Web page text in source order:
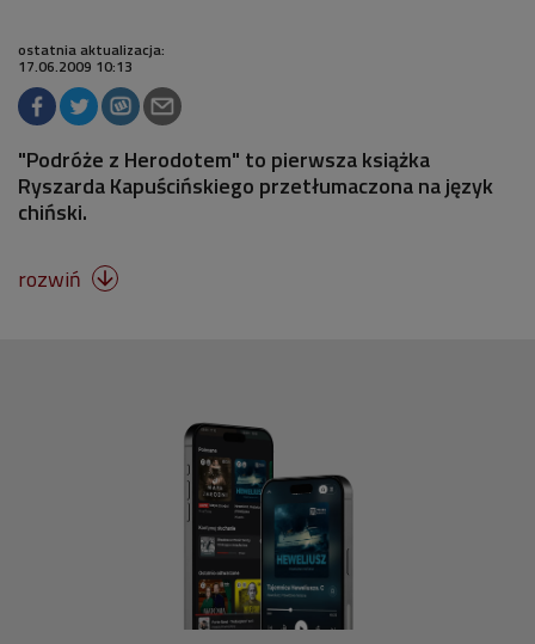
ostatnia aktualizacja:
17.06.2009 10:13
"Podróże z Herodotem" to pierwsza książka
Ryszarda Kapuścińskiego przetłumaczona na język
chiński.
rozwiń 